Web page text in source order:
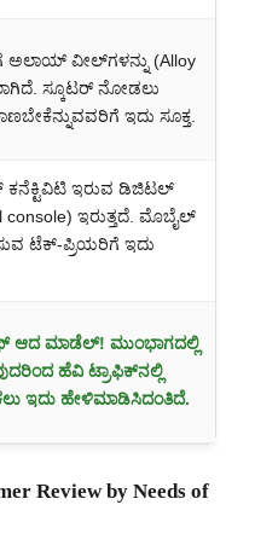
ವೀಲ್‌ಗಳನ್ನು (Alloy
ಸ್ಕೂಟರ್ ನೋಡಲು
ಇದು ಸೂಕ್ತ.
ಕನೆಕ್ಟಿವಿಟಿ ಇರುವ ಡಿಜಿಟಲ್
ಇರುತ್ತದೆ. ಮೊಬೈಲ್
ಟೆಕ್-ಪ್ರಿಯರಿಗೆ ಇದು
ಆದ ಮಾಡೆಲ್! ಮುಂಭಾಗದಲ್ಲಿ
ಹೆವಿ ಟ್ರಾಫಿಕ್‌ನಲ್ಲಿ
ಇದು ಹೇಳಿಮಾಡಿಸಿದಂತಿದೆ.
Review by Needs of